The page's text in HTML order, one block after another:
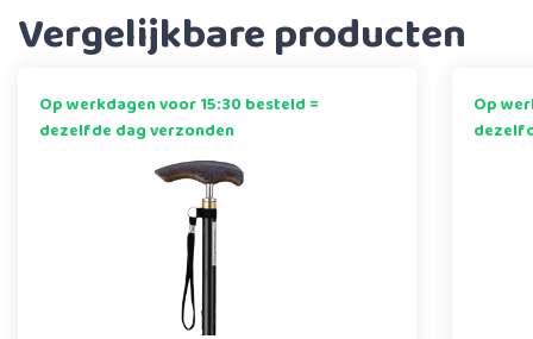
Vergelijkbare producten
Op werkdagen voor 15:30 besteld =
dezelfde dag verzonden
Op